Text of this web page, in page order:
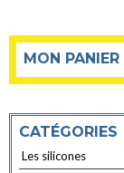
MON PANIER
CATÉGORIES
Les silicones